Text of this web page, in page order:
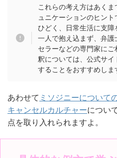
これらの考え方はあく
ュニケーションのヒン
ひどく、日常生活に支
一人で抱え込まず、弁
セラーなどの専門家に
釈については、公式サ
することをおすすめしま
あわせて ミソジニーについて
キャンセルカルチャーについ
点を取り入れられますよ。